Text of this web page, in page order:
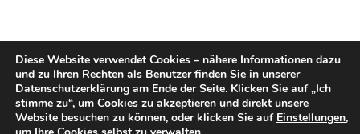
Diese Website verwendet Cookies – nähere Informationen dazu
und zu Ihren Rechten als Benutzer finden Sie in unserer
Datenschutzerklärung am Ende der Seite. Klicken Sie auf „Ich
stimme zu“, um Cookies zu akzeptieren und direkt unsere
Website besuchen zu können, oder klicken Sie auf Einstellungen,